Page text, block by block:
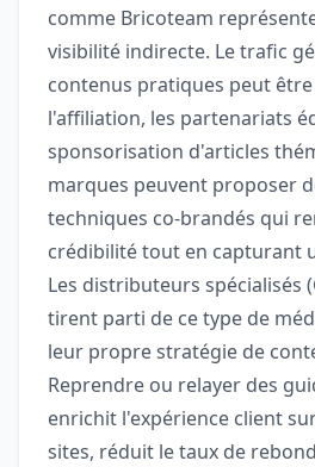
comme Bricoteam
visibilité indirecte. Le trafic
contenus pratiques peut
l'affiliation, les partenariats
sponsorisation d'articles
marques peuvent proposer
techniques co-brandés qui
crédibilité tout en capturant
Les distributeurs spécialisés
tirent parti de ce type de
leur propre stratégie de
Reprendre ou relayer des
enrichit l'expérience client
sites, réduit le taux de